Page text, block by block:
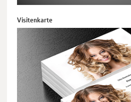
Visitenkarte